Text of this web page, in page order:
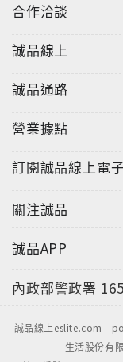
合作洽談
誠品線上
誠品通路
營業據點
訂閱誠品線上電
關注誠品
誠品APP
內政部警政署
誠品線上eslite.com -
生活股份有